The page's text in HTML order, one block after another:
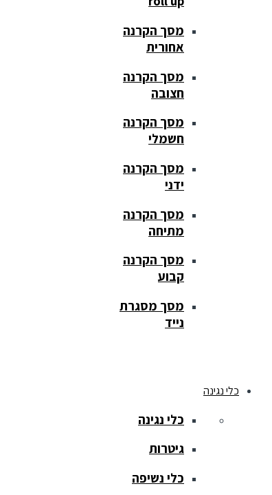
מסך הקרנה
אחורית
מסך הקרנה
חצובה
מסך הקרנה
חשמלי
מסך הקרנה
ידני
מסך הקרנה
מתיחה
מסך הקרנה
קבוע
מסך מסגרת
נייד
כלי נגינה
כלי נגינה
גיטרות
כלי נשיפה